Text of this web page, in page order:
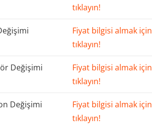
tıklayın!
Fiyat bilgisi almak için
tıklayın!
Değişimi
Fiyat bilgisi almak için
tıklayın!
Değişimi
Fiyat bilgisi almak için
tıklayın!